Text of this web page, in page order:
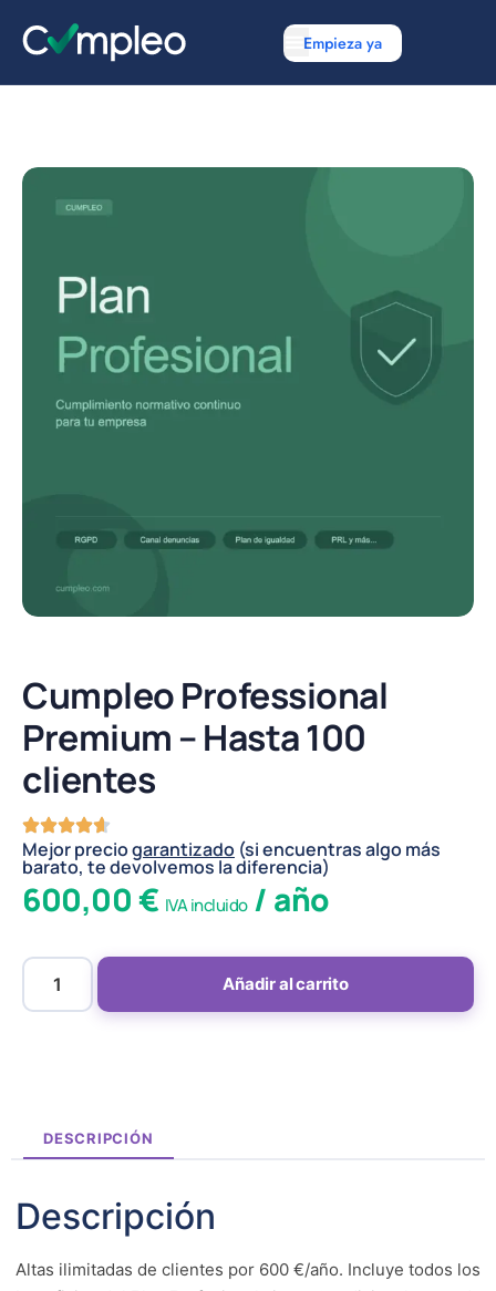
Empieza ya
Cumpleo Professional
Premium – Hasta 100
clientes
Mejor preciogarantizado (si encuentras algo más
barato, te devolvemos la diferencia)
600,00€ IVA incluido/ año
Añadir al carrito
DESCRIPCIÓN
Descripción
Altas ilimitadas de clientes por 600 €/año. Incluye todos los